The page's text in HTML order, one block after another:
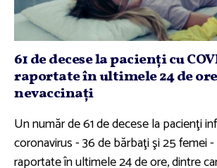
61 de decese la pacienţi cu
raportate în ultimele 24 de
nevaccinaţi
Un număr de 61 de decese la pacienţi
coronavirus - 36 de bărbaţi şi 25 femei
raportate în ultimele 24 de ore, dintre